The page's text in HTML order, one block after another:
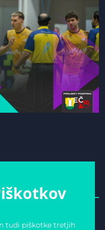
VEČ
tudi piškotke tretjih